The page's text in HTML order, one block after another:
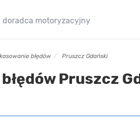
doradca motoryzacyjny
błędów Pruszcz Gdański
Pruszcz